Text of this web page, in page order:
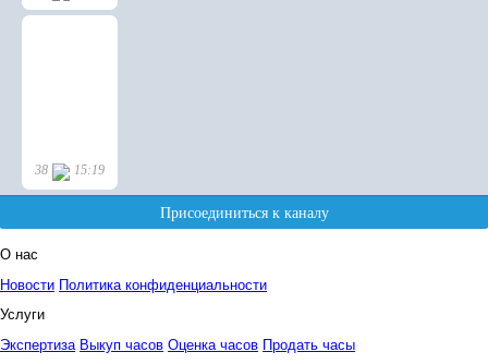
О нас
Новости Политика конфиденциальности
Услуги
Экспертиза Выкуп часов Оценка часов Продать часы